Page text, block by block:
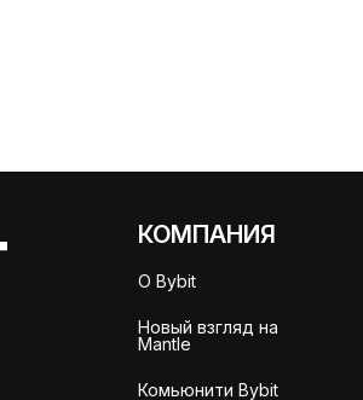
КОМПАНИЯ
О Bybit
Новый взгляд на
Mantle
Комьюнити Bybit